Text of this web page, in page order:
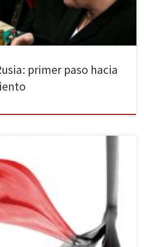
primer paso hacia
por agua, la nueva novela
Choko, el álter ego de Kenzaburō Ōe,
japoneses de la actualidad. El inicio
conduce al desplazamiento del
para hospedarse en la Casa del Bosque. El